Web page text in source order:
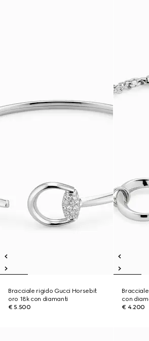
Bracciale rigido Gucci Horsebit
oro 18k con diamanti
€ 5.500
con
€ 4.200